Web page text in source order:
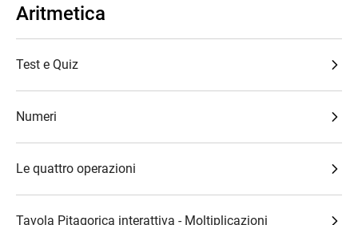
Aritmetica
Test e Quiz
Numeri
Le quattro operazioni
Tavola Pitagorica interattiva - Moltiplicazioni